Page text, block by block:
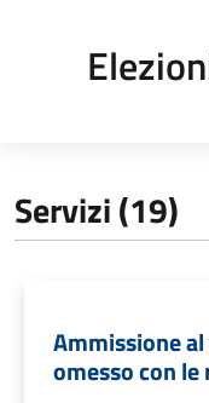
Servizi (19)
Ammissione
omesso con